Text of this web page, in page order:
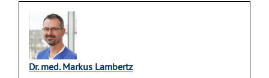
Dr. med. Markus Lambertz